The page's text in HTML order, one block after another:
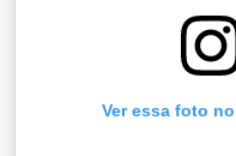
Ver essa foto